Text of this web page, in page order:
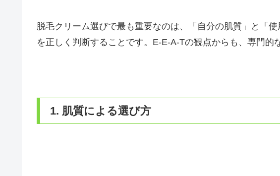
脱毛クリーム選びで最も重要なのは、「自分の肌質」と「
を正しく判断することです。E-E-A-Tの観点からも、専門的
1. 肌質による選び方